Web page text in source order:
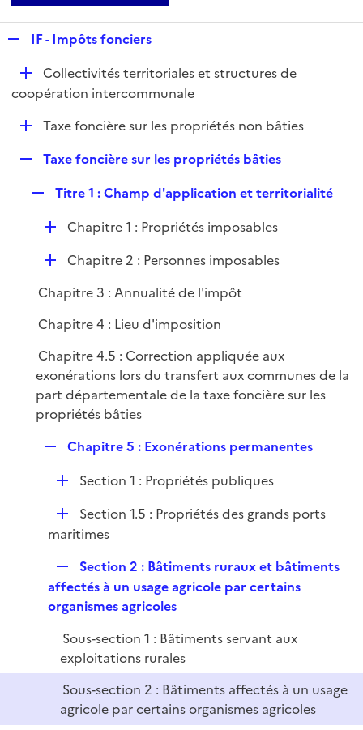
p
l
i
e
r
IF - Impôts fonciers
D
é
r
Collectivités territoriales et structures de
coopération intercommunale
DTaxe foncière sur les propriétés non bâties
p
Taxe foncière sur les propriétés bâties
p
l
i
e
Titre 1 : Champ d'application et territorialité
D
i
e
Chapitre 1 : Propriétés imposables
D
p
l
e
r
Chapitre 2 : Personnes imposables
Chapitre 3 : Annualité de l'impôt
Chapitre 4 : Lieu d'imposition
Chapitre 4.5 : Correction appliquée aux
exonérations lors du transfert aux communes de la
part départementale de la taxe foncière sur les
propriétés bâties
p
l
i
e
r
Chapitre 5 : Exonérations permanentes
D
l
r
Section 1 : Propriétés publiques
D
é
i
e
Section 1.5 : Propriétés des grands ports
maritimes
e
p
i
e
Section 2 : Bâtiments ruraux et bâtiments
affectés à un usage agricole par certains
organismes agricoles
Sous-section 1 : Bâtiments servant aux
exploitations rurales
Sous-section 2 : Bâtiments affectés à un usage
agricole par certains organismes agricoles